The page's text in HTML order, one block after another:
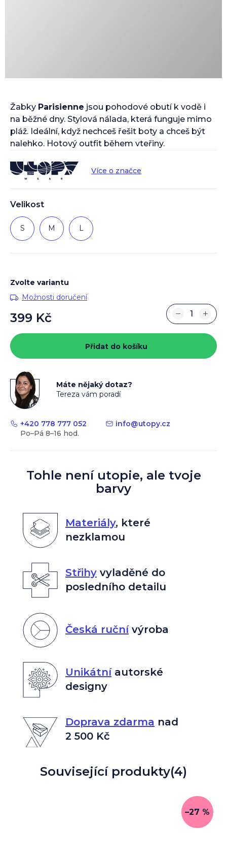
Velikost
S M L
Žabky Parisienne jsou pohodové obutí k vodě i
na běžné dny. Stylová nálada, která funguje mimo
pláž. Ideální, když nechceš řešit boty a chceš být
nalehko. Hotový outfit během vteřiny.
Více o značce
Zvolte variantu
Možnosti doručení
399 Kč
cena:
+
−
Přidat do košíku
Máte nějaký dotaz?
Tereza vám poradí
+420 778 777 052 info@utopy.cz
Tohle není utopie, ale tvoje
barvy
Materiály, které
nezklamou
Střihyvyladěné do
posledního detailu
Česká ručnívýroba
Unikátníautorské
designy
Doprava zdarma nad
2 500 Kč
Související produkty(4)
–27 %